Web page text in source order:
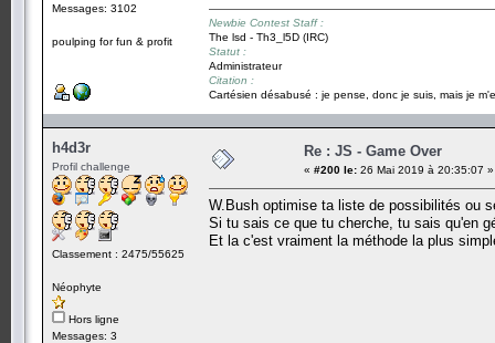
Messages: 3102
poulping for fun & profit
Newbie Contest Staff :
The lsd - Th3_l5D (IRC)
Statut :
Administrateur
Citation :
Cartésien désabusé : je pense, donc je suis, mais je
h4d3r
Profil challenge
Classement : 2475/55625
Néophyte
Hors ligne
Messages: 3
Re : JS - Game Over
« #200 le: 26 Mai 2019 à 20:35:07 »
W.Bush optimise ta liste de possibilités ou
Si tu sais ce que tu cherche, tu sais qu'en
Et la c'est vraiment la méthode la plus